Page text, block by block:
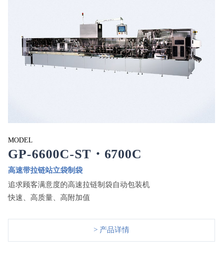
MODEL
GP-6600C-ST・6700C
高速带拉链站立袋制袋
追求顾客满意度的高速拉链制袋自动包装机
快速、高质量、高附加值
> 产品详情